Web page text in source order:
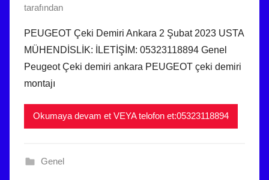
g
n
d
e
r
m
ş
Ş
b
a
t
2
5
a
tarafından
PEUGEOT Çeki Demiri Ankara 2 Şubat 2023 USTA
MÜHENDİSLİK: İLETİŞİM: 05323118894 Genel
Peugeot Çeki demiri ankara PEUGEOT çeki demiri
montajı
Okumaya devam et VEYA telofon et:05323118894
Genel